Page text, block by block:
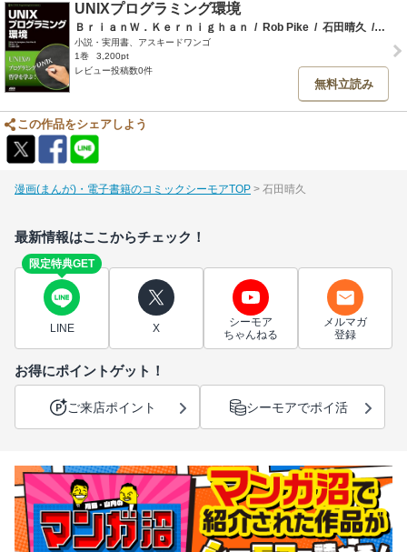
UNIXプログラミング環境
ＢｒｉａｎＷ．Ｋｅｒｎｉｇｈａｎ / Rob Pike / 石田晴久 / 野中
小説・実用書、アスキードワンゴ
1巻
3,200pt
レビュー投稿数0件
無料立読み
この作品をシェアしよう
漫画(まんが)・電子書籍のコミックシーモアTOP 石田晴久
最新情報はここからチェック！
限定特典GET
LINE X
シーモア
ちゃんねる
メルマガ
登録
お得にポイントゲット！
ご来店ポイント シーモアでポイ活